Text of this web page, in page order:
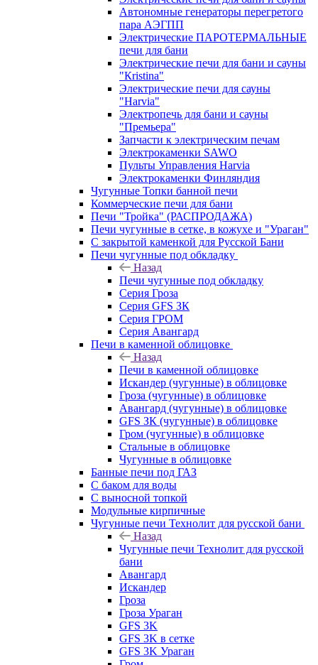
Автономные генераторы перегретого
пара АЭГПП
Электрические ПАРОТЕРМАЛЬНЫЕ
печи для бани
Электрические печи для бани и сауны
"Кristina"
Электрические печи для сауны
"Harvia"
Электропечь для бани и сауны
"Премьера"
Запчасти к электрическим печам
Электрокаменки SAWO
Пульты Управления Harvia
Электрокаменки Финляндия
Чугунные Топки банной печи
Коммерческие печи для бани
Печи "Тройка" (РАСПРОДАЖА)
Печи чугунные в сетке, в кожухе и "Ураган"
С закрытой каменкой для Русской Бани
Печи чугунные под обкладку
Назад
Печи чугунные под обкладку
Серия Гроза
Серия GFS ЗК
Серия ГРОМ
Серия Авангард
Печи в каменной облицовке
Назад
Печи в каменной облицовке
Искандер (чугунные) в облицовке
Гроза (чугунные) в облицовке
Авангард (чугунные) в облицовке
GFS ЗК (чугунные) в облицовке
Гром (чугунные) в облицовке
Стальные в облицовке
Чугунные в облицовке
Банные печи под ГАЗ
С баком для воды
С выносной топкой
Модульные кирпичные
Чугунные печи Технолит для русской бани
Назад
Чугунные печи Технолит для русской
бани
Авангард
Искандер
Гроза
Гроза Ураган
GFS 3K
GFS 3K в сетке
GFS 3K Ураган